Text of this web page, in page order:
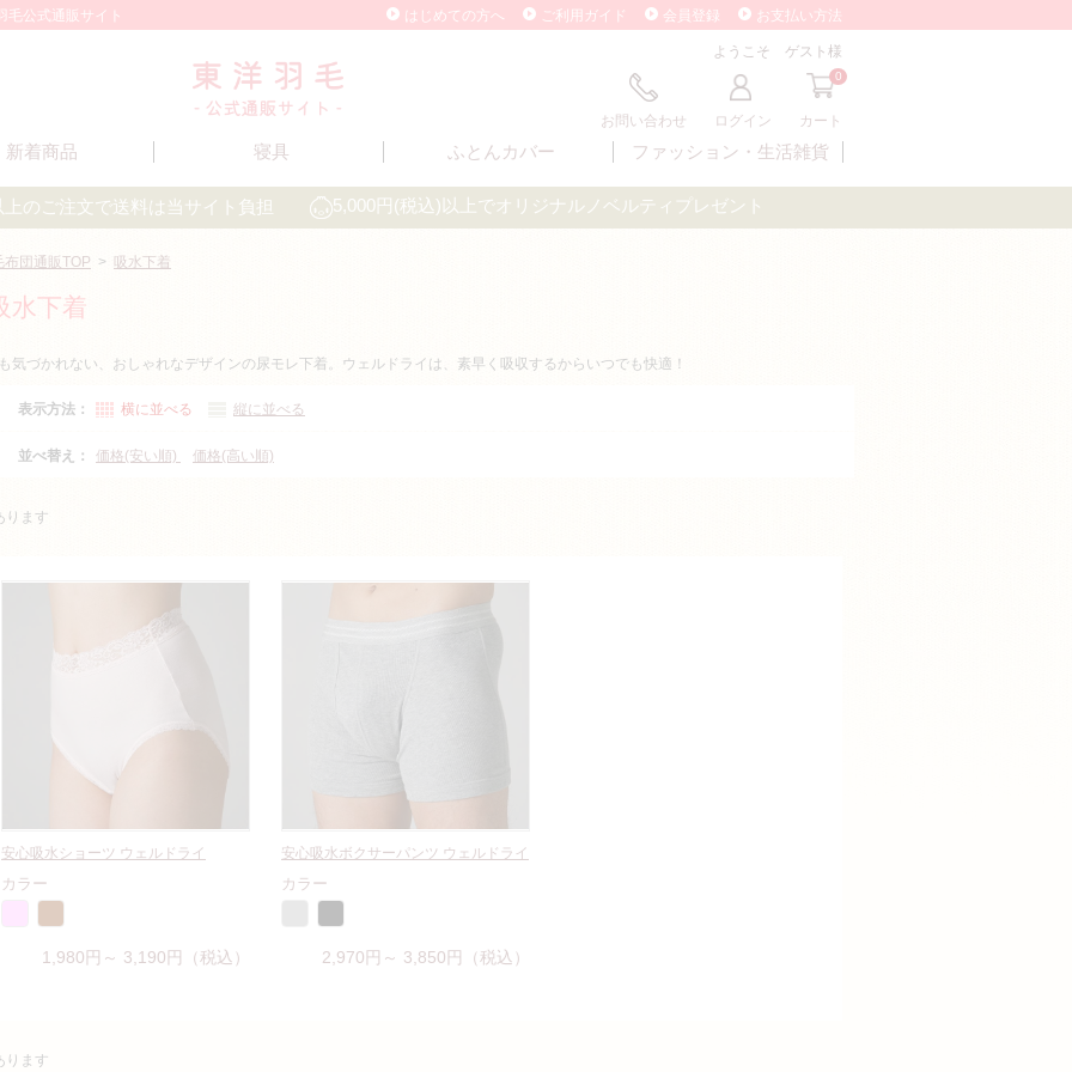
毛公式通販サイト はじめての方へ ご利用ガイド 会員登録 お支払い方法
ようこそ ゲスト様
お問い合わせ ログイン
0
カート
新着商品 寝具 ふとんカバー ファッション・ 生活雑貨
のご注文で送料は当サイト負担 5,000円(税込)以上でオリジナルノベルティプレゼント
布団通販TOP > 吸水下着
水下着
気づかれない、おしゃれなデザインの尿モレ下着。ウェルドライは、素早く吸収するからいつでも快適！
表示方法： 横に並べる 縦に並べる
並べ替え： 価格(安い順) 価格(高い順)
ります
安心吸水ショーツ ウェルドライ
カラー
1,980円～ 3,190円（税込）
安心吸水ボクサーパンツ ウェルドライ
カラー
2,970円～ 3,850円（税込）
ります